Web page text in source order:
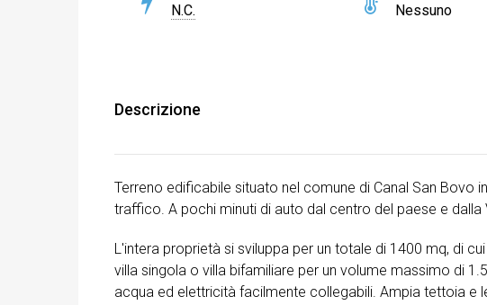
N.C. Nessuno
Descrizione
Terreno edificabile situato nel comune di Canal San Bovo
traffico. A pochi minuti di auto dal centro del paese e dalla
L'intera proprietà si sviluppa per un totale di 1400 mq, di
villa singola o villa bifamiliare per un volume massimo di
acqua ed elettricità facilmente collegabili. Ampia tettoia e